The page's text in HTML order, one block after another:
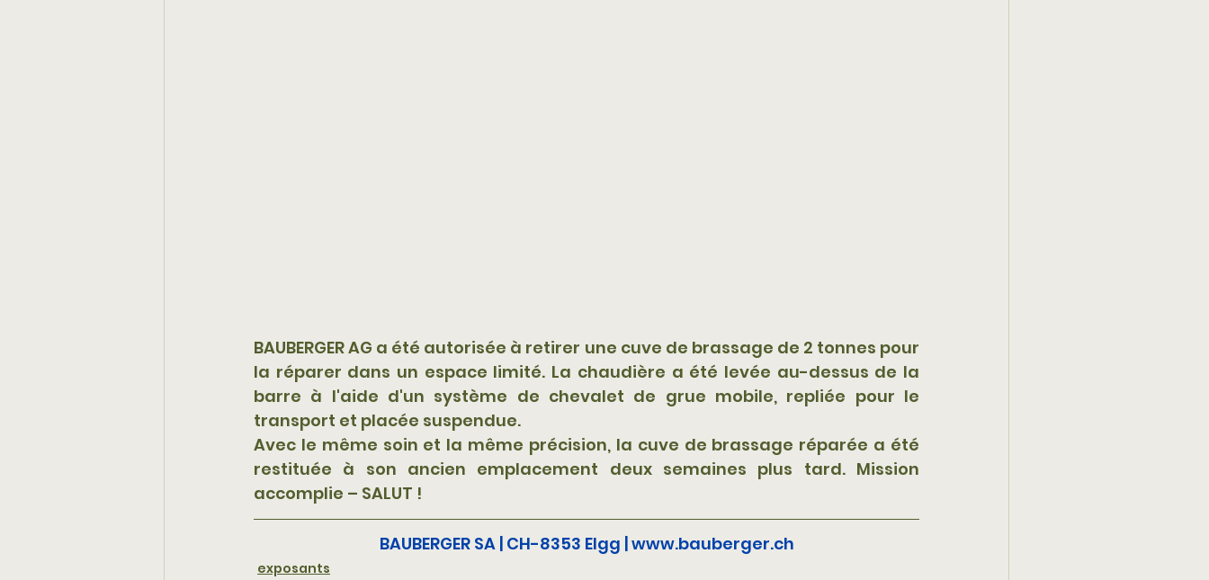
BAUBERGER AG a été autorisée à retirer une cuve de brassage de 2 tonnes pour
la réparer dans un espace limité. La chaudière a été levée au-dessus de la
barre à l'aide d'un système de chevalet de grue mobile, repliée pour le
transport et placée suspendue.
Avec le même soin et la même précision, la cuve de brassage réparée a été
restituée à son ancien emplacement deux semaines plus tard. Mission
accomplie – SALUT !
BAUBERGER SA | CH-8353 Elgg |www.bauberger.ch
exposants